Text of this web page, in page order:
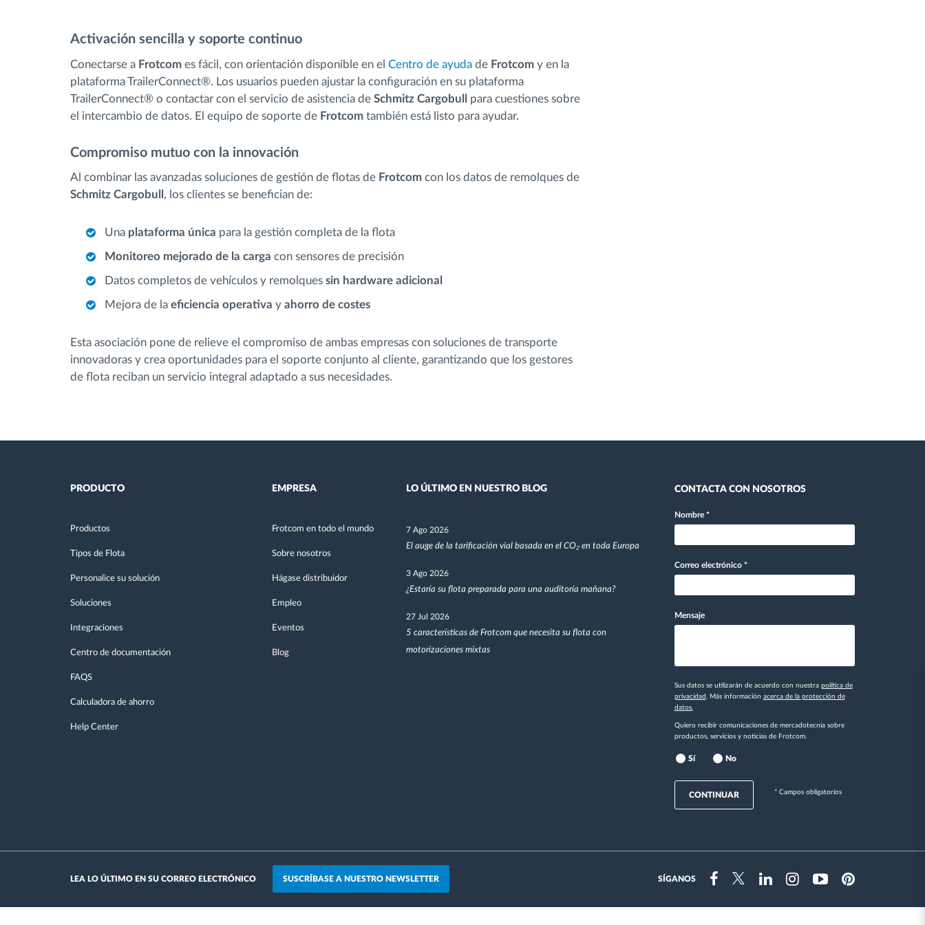
Activación sencilla y soporte continuo
Conectarse a Frotcom es fácil, con orientación disponible en el Centro de ayuda de Frotcom y en la
plataforma TrailerConnect®. Los usuarios pueden ajustar la configuración en su plataforma
TrailerConnect® o contactar con el servicio de asistencia de Schmitz Cargobull
para cuestiones sobre
el intercambio de datos. El equipo de soporte de Frotcom también está listo para ayudar.
Compromiso mutuo con la innovación
Al combinar las avanzadas soluciones de gestión de flotas de Frotcom con los datos de remolques de
Schmitz Cargobull , los clientes se benefician de:
Una plataforma única para la gestión completa de la flota
Monitoreo mejorado de la carga con sensores de precisión
Datos completos de vehículos y remolques sin hardware adicional
Mejora de la eficiencia operativa y ahorro de costes
Esta asociación pone de relieve el compromiso de ambas empresas con soluciones de transporte
innovadoras y crea oportunidades para el soporte conjunto al cliente, garantizando que los gestores
de flota reciban un servicio integral adaptado a sus necesidades.
PRODUCTO
Productos
Tipos de Flota
Personalice su solución
Soluciones
Integraciones
Centro de documentación
FAQS
Calculadora de ahorro
Help Center
EMPRESA
Frotcom en todo el mundo
Sobre nosotros
Hágase distribuidor
Empleo
Eventos
Blog
LO ÚLTIMO EN NUESTRO BLOG
7 Ago 2026
El auge de la tarificación vial basada en el CO₂ en toda Europa
3 Ago 2026
¿Estaría su flota preparada para una auditoría mañana?
27 Jul 2026
5 características de Frotcom que necesita su flota con
motorizaciones mixtas
CONTACTA CON NOSOTROS
Nombre *
Correo electrónico *
Mensaje
Sus datos se utilizarán de acuerdo con nuestra política de
privacidad . Más información acerca de la protección de
datos.
Quiero recibir comunicaciones de mercadotecnia sobre
productos, servicios y noticias de Frotcom.
Sí No
CONTINUAR * Campos obligatorios
LEA LO ÚLTIMO EN SU CORREO ELECTRÓNICO SUSCRÍBASE A NUESTRO NEWSLETTER SÍGANOS
FacebookTwitterLinkedinInstragramYoutubePinterest